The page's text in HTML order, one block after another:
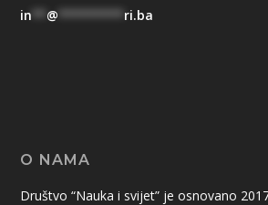
in ** @ ********* ri.ba
O NAMA
Društvo “Nauka i svijet” je osnovano